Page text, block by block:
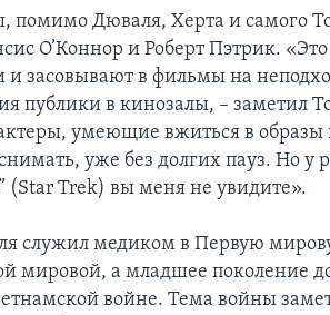
помимо Дюваля, Херта и самого
О’Коннор и Роберт Пэтрик.
и засовывают в фильмы на
публики в кинозалы, – заметил
умеющие вжиться в образы
уже без долгих пауз. Но у
(Star Trek) вы меня не увидите».
служил медиком в Первую
мировой, а младшее поколение
войне. Тема войны